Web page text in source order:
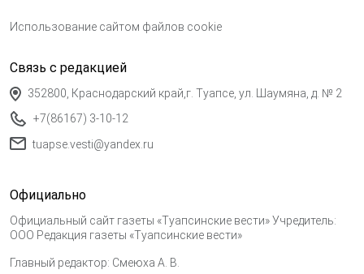
Использование сайтом файлов cookie
Связь с редакцией
352800, Краснодарский край,г. Туапсе, ул. Шаумяна, д. № 2
+7(86167) 3-10-12
tuapse.vesti@yandex.ru
Официально
Официальный сайт газеты «Туапсинские вести» Учредитель:
ООО Редакция газеты «Туапсинские вести»
Главный редактор: Смеюха А. В.